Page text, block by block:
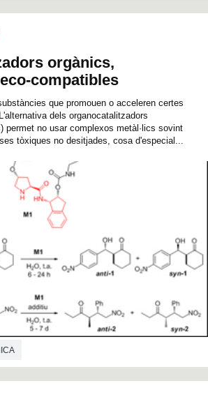
orgànics,
compatibles
que promouen o acceleren certes
dels organocatalitzadors
permet no usar complexos metàl·lics sovint
tòxiques no desitjades, cosa d'especial...